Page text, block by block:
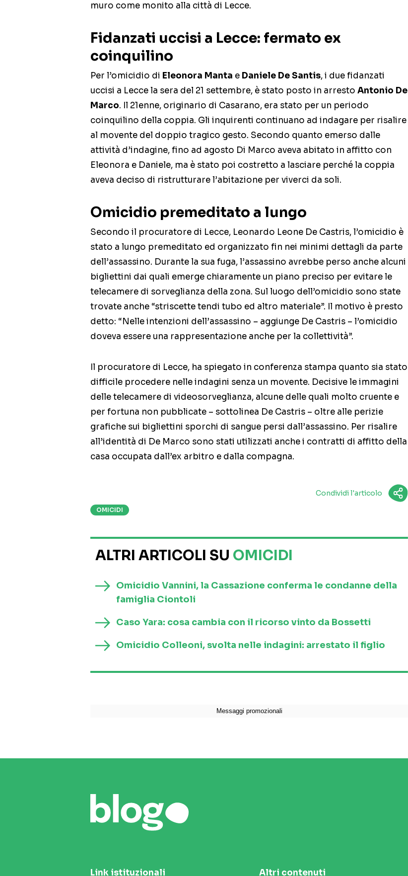
muro come monito alla città di Lecce.
Fidanzati uccisi a Lecce: fermato ex
coinquilino
Per l’omicidio di Eleonora Manta e Daniele De Santis, i due fidanzati
uccisi a Lecce la sera del 21 settembre, è stato posto in arresto Antonio De
Marco. Il 21enne, originario di Casarano, era stato per un periodo
coinquilino della coppia. Gli inquirenti continuano ad indagare per risalire
al movente del doppio tragico gesto. Secondo quanto emerso dalle
attività d’indagine, fino ad agosto Di Marco aveva abitato in affitto con
Eleonora e Daniele, ma è stato poi costretto a lasciare perché la coppia
aveva deciso di ristrutturare l’abitazione per viverci da soli.
Omicidio premeditato a lungo
Secondo il procuratore di Lecce, Leonardo Leone De Castris, l’omicidio è
stato a lungo premeditato ed organizzato fin nei minimi dettagli da parte
dell’assassino. Durante la sua fuga, l’assassino avrebbe perso anche alcuni
bigliettini dai quali emerge chiaramente un piano preciso per evitare le
telecamere di sorveglianza della zona. Sul luogo dell’omicidio sono state
trovate anche “striscette tendi tubo ed altro materiale”. Il motivo è presto
detto: “Nelle intenzioni dell’assassino – aggiunge De Castris – l’omicidio
doveva essere una rappresentazione anche per la collettività”.
Il procuratore di Lecce, ha spiegato in conferenza stampa quanto sia stato
difficile procedere nelle indagini senza un movente. Decisive le immagini
delle telecamere di videosorveglianza, alcune delle quali molto cruente e
per fortuna non pubblicate – sottolinea De Castris – oltre alle perizie
grafiche sui bigliettini sporchi di sangue persi dall’assassino. Per risalire
all’identità di De Marco sono stati utilizzati anche i contratti di affitto della
casa occupata dall’ex arbitro e dalla compagna.
Condividi l'articolo
OMICIDI
ALTRI ARTICOLI SU OMICIDI
Omicidio Vannini, la Cassazione conferma le condanne della
famiglia Ciontoli
Caso Yara: cosa cambia con il ricorso vinto da Bossetti
Omicidio Colleoni, svolta nelle indagini: arrestato il figlio
Link istituzionali Altri contenuti